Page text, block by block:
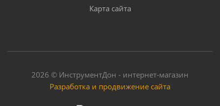
Карта сайта
2026 © ИнструментДон - интернет-магазин
Разработка и продвижение сайта